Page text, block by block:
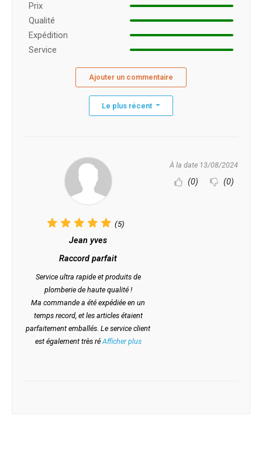
Prix ​​
Qualité
Expédition
Service
Ajouter un commentaire
Le plus récent
(5)
Jean yves
Raccord parfait
Service ultra rapide et produits de
plomberie de haute qualité !
Ma commande a été expédiée en un
temps record, et les articles étaient
parfaitement emballés. Le service client
est également très ré Afficher plus
À la date 13/08/2024
(0) (0)